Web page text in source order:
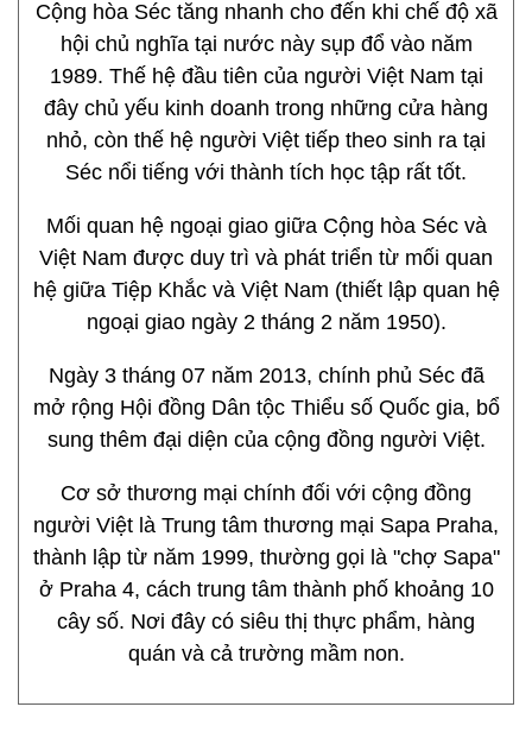
Cộng hòa Séc tăng nhanh cho đến khi chế độ xã
hội chủ nghĩa tại nước này sụp đổ vào năm
1989. Thế hệ đầu tiên của người Việt Nam tại
đây chủ yếu kinh doanh trong những cửa hàng
nhỏ, còn thế hệ người Việt tiếp theo sinh ra tại
Séc nổi tiếng với thành tích học tập rất tốt.
Mối quan hệ ngoại giao giữa Cộng hòa Séc và
Việt Nam được duy trì và phát triển từ mối quan
hệ giữa Tiệp Khắc và Việt Nam (thiết lập quan hệ
ngoại giao ngày 2 tháng 2 năm 1950).
Ngày 3 tháng 07 năm 2013, chính phủ Séc đã
mở rộng Hội đồng Dân tộc Thiểu số Quốc gia, bổ
sung thêm đại diện của cộng đồng người Việt.
Cơ sở thương mại chính đối với cộng đồng
người Việt là Trung tâm thương mại Sapa Praha,
thành lập từ năm 1999, thường gọi là "chợ Sapa"
ở Praha 4, cách trung tâm thành phố khoảng 10
cây số. Nơi đây có siêu thị thực phẩm, hàng
quán và cả trường mầm non.